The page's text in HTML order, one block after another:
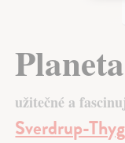
užitečné a
Sverdrup-